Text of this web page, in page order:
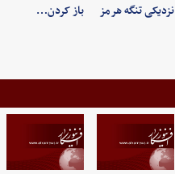
نزدیکی تنگه هرمز
باز کردن…